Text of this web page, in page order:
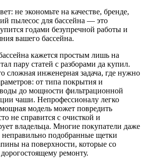
не экономьте на качестве, бренде,
пылесос для бассейна — это
годами безупречной работы и
вашего бассейна.
кажется простым лишь на
пару статей с разборами да купил.
сложная инженерная задача, где нужно
от типа покрытия и
воды до мощности фильтрационной
чаши. Непрофессионалу легко
модель может повредить
не справится с очисткой и
владельца. Многие покупатели даже
неправильно подобранные щетки
на поверхности, которые со
ремонту.